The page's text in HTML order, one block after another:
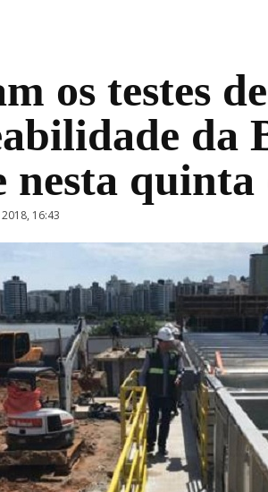
os testes de
da
nesta quinta
16:43